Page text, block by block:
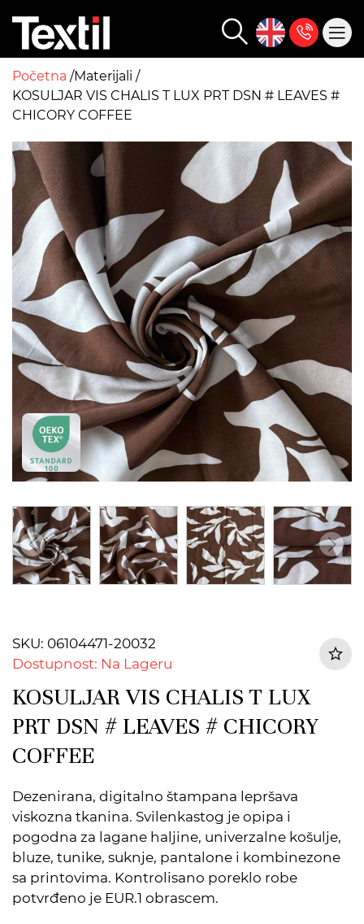
Početna Materijali
KOSULJAR VIS CHALIS T LUX PRT DSN # LEAVES #
CHICORY COFFEE
SKU: 06104471-20032
Dostupnost: Na Lageru
KOSULJAR VIS CHALIS T LUX
PRT DSN # LEAVES # CHICORY
COFFEE
Dezenirana, digitalno štampana lepršava
viskozna tkanina. Svilenkastog je opipa i
pogodna za lagane haljine, univerzalne košulje,
bluze, tunike, suknje, pantalone i kombinezone
sa printovima. Kontrolisano poreklo robe
potvrđeno je EUR.1 obrascem.